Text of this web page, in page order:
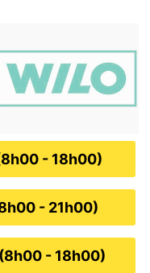
- 18h00)
- 21h00)
- 18h00)